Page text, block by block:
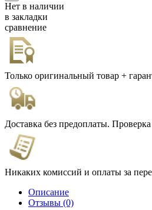
Нет в наличии
в закладки
сравнение
Только оригинальный товар +
Доставка без предоплаты.
Никаких комиссий и оплаты за
Описание
Отзывы (0)